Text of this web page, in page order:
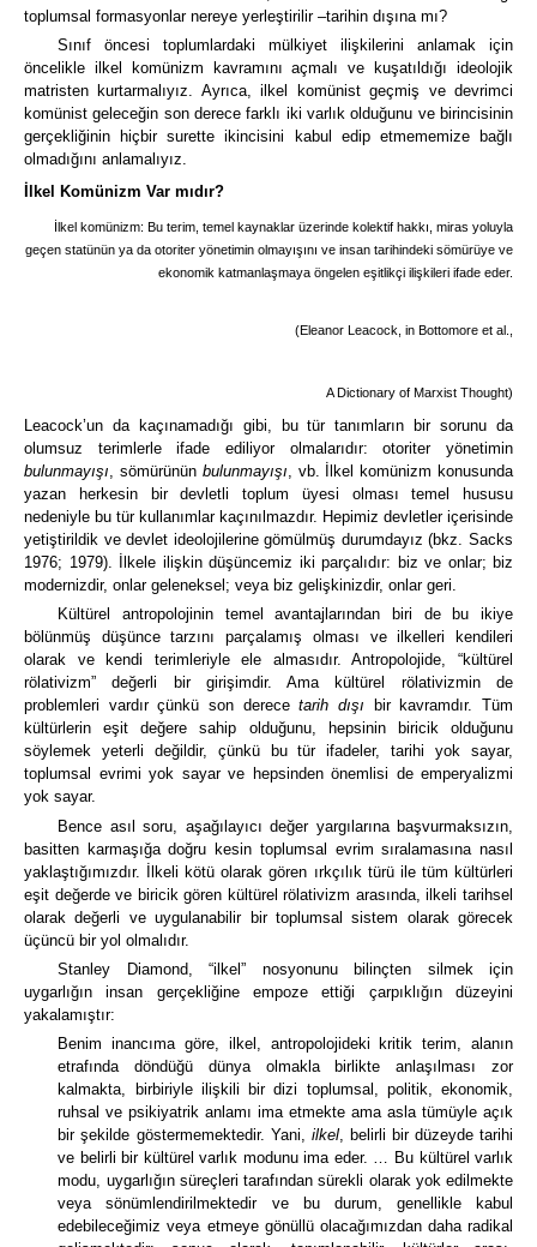
toplumsal formasyonlar nereye yerleştirilir –tarihin dışına mı?
Sınıf öncesi toplumlardaki mülkiyet ilişkilerini anlamak için
öncelikle ilkel komünizm kavramını açmalı ve kuşatıldığı ideolojik
matristen kurtarmalıyız. Ayrıca, ilkel komünist geçmiş ve devrimci
komünist geleceğin son derece farklı iki varlık olduğunu ve birincisinin
gerçekliğinin hiçbir surette ikincisini kabul edip etmememize bağlı
olmadığını anlamalıyız.
İlkel Komünizm Var mıdır?
İlkel komünizm: Bu terim, temel kaynaklar üzerinde kolektif hakkı, miras yoluyla
geçen statünün ya da otoriter yönetimin olmayışını ve insan tarihindeki sömürüye ve
ekonomik katmanlaşmaya öngelen eşitlikçi ilişkileri ifade eder.
(Eleanor Leacock, in Bottomore et al.,
A Dictionary of Marxist Thought)
Leacock’un da kaçınamadığı gibi, bu tür tanımların bir sorunu da
olumsuz terimlerle ifade ediliyor olmalarıdır:otoriter yönetimin
bulunmayışı, sömürünün bulunmayışı, vb. İlkel komünizm konusunda
yazan herkesin bir devletli toplum üyesi olması temel hususu
nedeniyle bu tür kullanımlar kaçınılmazdır. Hepimiz devletler içerisinde
yetiştirildik ve devlet ideolojilerine gömülmüş durumdayız (bkz. Sacks
1976; 1979). İlkele ilişkin düşüncemiz iki parçalıdır: biz ve onlar; biz
modernizdir, onlar geleneksel; veya biz gelişkinizdir, onlar geri.
Kültürel antropolojinin temel avantajlarından biri de bu ikiye
bölünmüş düşünce tarzını parçalamış olması ve ilkelleri kendileri
olarak ve kendi terimleriyle ele almasıdır. Antropolojide, “kültürel
rölativizm” değerli bir girişimdir.Ama kültürel rölativizmin de
problemleri vardır çünkü son derecetarih dışı bir kavramdır. Tüm
kültürlerin eşit değere sahip olduğunu, hepsinin biricik olduğunu
söylemek yeterli değildir, çünkü bu tür ifadeler, tarihi yok sayar,
toplumsal evrimi yok sayar ve hepsinden önemlisi de emperyalizmi
yok sayar.
Bence asıl soru, aşağılayıcı değer yargılarına başvurmaksızın,
basitten karmaşığa doğru kesin toplumsal evrim sıralamasına nasıl
yaklaştığımızdır. İlkeli kötü olarak gören ırkçılık türü ile tüm kültürleri
eşit değerde ve biricik gören kültürel rölativizm arasında, ilkeli tarihsel
olarak değerli ve uygulanabilir bir toplumsal sistem olarak görecek
üçüncü bir yol olmalıdır.
Stanley Diamond, “ilkel” nosyonunu bilinçten silmek için
uygarlığın insan gerçekliğine empoze ettiği çarpıklığın düzeyini
yakalamıştır:
Benim inancıma göre, ilkel, antropolojideki kritik terim, alanın
etrafında döndüğü dünya olmakla birlikte anlaşılması zor
kalmakta, birbiriyle ilişkili bir dizi toplumsal, politik, ekonomik,
ruhsal ve psikiyatrik anlamı ima etmekte ama asla tümüyle açık
bir şekilde göstermemektedir. Yani, ilkel, belirli bir düzeyde tarihi
ve belirli bir kültürel varlık modunu ima eder. … Bu kültürel varlık
modu, uygarlığın süreçleri tarafından sürekli olarak yok edilmekte
veya sönümlendirilmektedir ve bu durum, genellikle kabul
edebileceğimiz veya etmeye gönüllü olacağımızdan daha radikal